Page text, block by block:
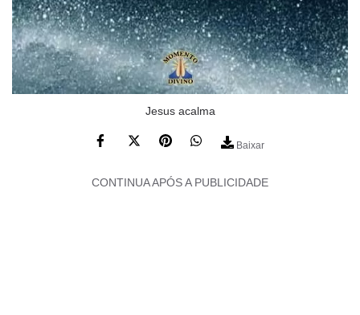
Jesus acalma
Baixar
CONTINUA APÓS A PUBLICIDADE